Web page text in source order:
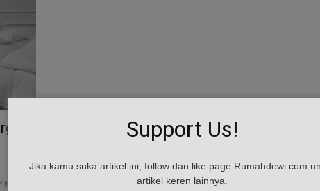
Support Us!
Jika kamu suka artikel ini, follow dan like page Rumahdewi.com
artikel keren lainnya.